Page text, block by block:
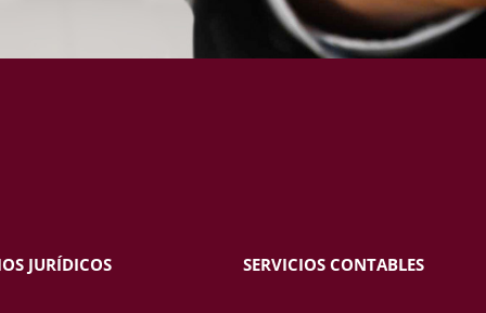
JURÍDICOS SERVICIOS CONTABLES